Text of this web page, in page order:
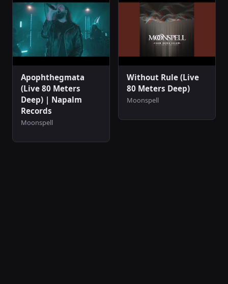
Apophthegmata
(Live 80 Meters
Deep) | Napalm
Records
Moonspell
Without Rule (Live
80 Meters Deep)
Moonspell